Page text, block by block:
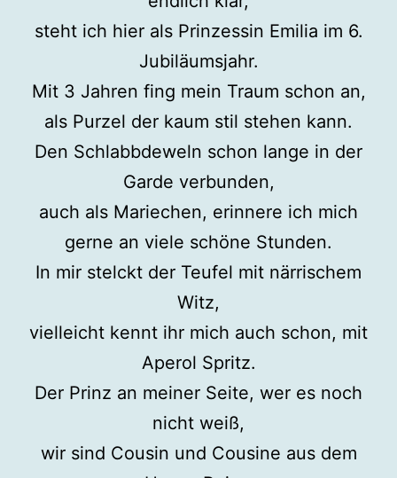
steht ich hier als Prinzessin Emilia im 6.
Jubiläumsjahr.
Mit 3 Jahren fing mein Traum schon an,
als Purzel der kaum stil stehen kann.
Den Schlabbdeweln schon lange in der
Garde verbunden,
auch als Mariechen, erinnere ich mich
gerne an viele schöne Stunden.
In mir stelckt der Teufel mit närrischem
Witz,
vielleicht kennt ihr mich auch schon, mit
Aperol Spritz.
Der Prinz an meiner Seite, wer es noch
nicht weiß,
wir sind Cousin und Cousine aus dem